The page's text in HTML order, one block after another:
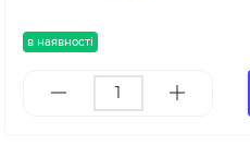
в наявності